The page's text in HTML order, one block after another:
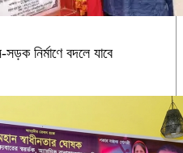
নির্মাণে বদলে যাবে